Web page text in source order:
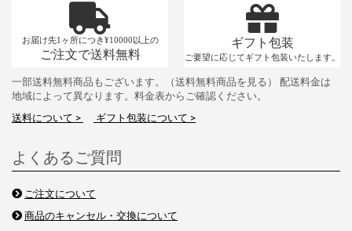
お届け先1ヶ所につき¥10000以上の
ご注文で送料無料
ギフト包装
ご要望に応じてギフト包装いたします。
一部送料無料商品もございます。（送料無料商品を見る） 配送料金は
地域によって異なります。料金表からご確認ください。
送料について >
ギフト包装について >
よくあるご質問
ご注文について
商品のキャンセル・交換について